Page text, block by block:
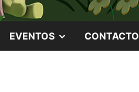
EVENTOS MOSTRAR